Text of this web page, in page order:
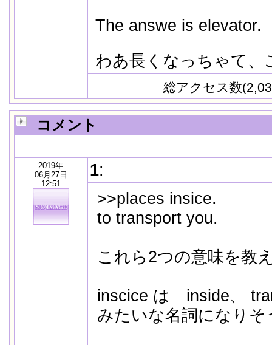
The answe is elevator.
わあ長くなっちゃて、
総アクセス数
コメント
2019年
06月27日
12:51
1:
>>places insice.
to transport you.
これら2つの意味を教
inscice は inside、
みたいな名詞になりそ